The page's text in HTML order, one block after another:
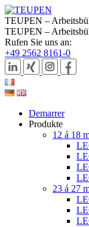
TEUPEN –
TEUPEN –
Rufen Sie uns an:
+49 2562 8161-0
Demarrer
Produkte
12 á 18
23 á 27